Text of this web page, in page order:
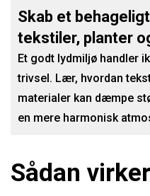
Skab et
tekstiler, planter
Et godt lydmiljø handler
trivsel. Lær, hvordan
materialer kan dæmpe
en mere harmonisk
Sådan virker